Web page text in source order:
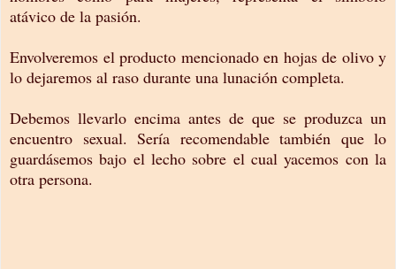
atávico de la pasión.
Envolveremos el producto mencionado en hojas de olivo y
lo dejaremos al raso durante una lunación completa.
Debemos llevarlo encima antes de que se produzca un
encuentro sexual. Sería recomendable también que lo
guardásemos bajo el lecho sobre el cual yacemos con la
otra persona.